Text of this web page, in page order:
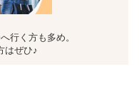
行く方も多め。
はぜひ♪